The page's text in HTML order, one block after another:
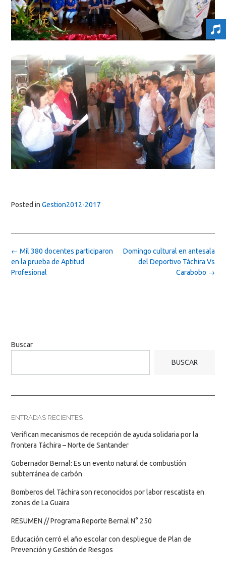
Posted in Gestion2012-2017
Post
navigation
Domingo cultural en antesala
del Deportivo Táchira Vs
Carabobo →
← Mil 380 docentes participaron
en la prueba de Aptitud
Profesional
Buscar
BUSCAR
ENTRADAS RECIENTES
Verifican mecanismos de recepción de ayuda solidaria por la
frontera Táchira – Norte de Santander
Gobernador Bernal: Es un evento natural de combustión
subterránea de carbón
Bomberos del Táchira son reconocidos por labor rescatista en
zonas de La Guaira
RESUMEN // Programa Reporte Bernal N° 250
Educación cerró el año escolar con despliegue de Plan de
Prevención y Gestión de Riesgos